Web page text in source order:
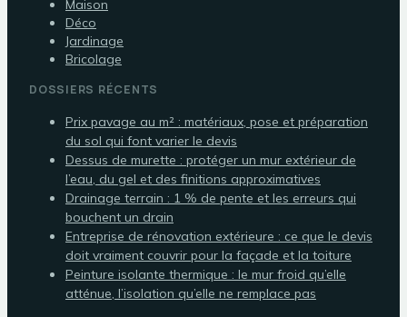
Maison
Déco
Jardinage
Bricolage
DOSSIERS RÉCENTS
Prix pavage au m² : matériaux, pose et préparation
du sol qui font varier le devis
Dessus de murette : protéger un mur extérieur de
l’eau, du gel et des finitions approximatives
Drainage terrain : 1 % de pente et les erreurs qui
bouchent un drain
Entreprise de rénovation extérieure : ce que le devis
doit vraiment couvrir pour la façade et la toiture
Peinture isolante thermique : le mur froid qu’elle
atténue, l’isolation qu’elle ne remplace pas